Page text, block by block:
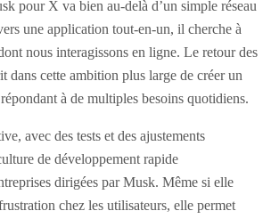
pour X va bien au-delà d’un simple réseau
une application tout-en-un, il cherche à
nous interagissons en ligne. Le retour des
dans cette ambition plus large de créer un
à de multiples besoins quotidiens.
avec des tests et des ajustements
de développement rapide
dirigées par Musk. Même si elle
chez les utilisateurs, elle permet